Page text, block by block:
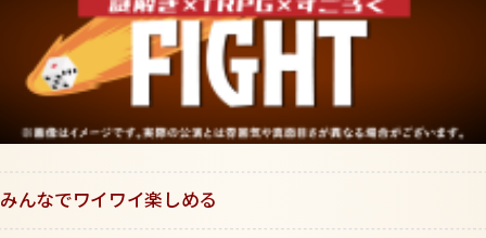
みんなでワイワイ楽しめる